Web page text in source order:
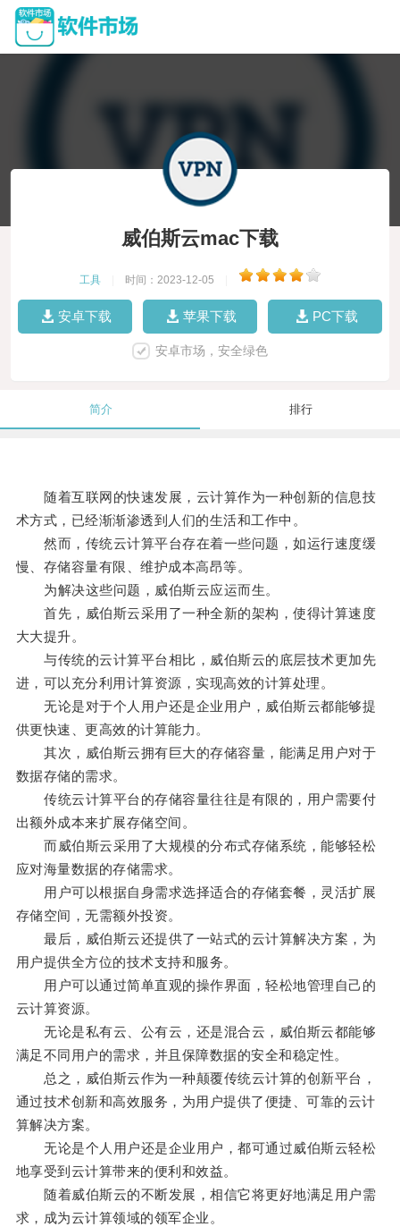
威伯斯云mac下载
工具 时间：2023-12-05
安卓下载 苹果下载 PC下载
安卓市场，安全绿色
简介 排行
随着互联网的快速发展，云计算作为一种创新的信息技
术方式，已经渐渐渗透到人们的生活和工作中。
然而，传统云计算平台存在着一些问题，如运行速度缓
慢、存储容量有限、维护成本高昂等。
为解决这些问题，威伯斯云应运而生。
首先，威伯斯云采用了一种全新的架构，使得计算速度
大大提升。
与传统的云计算平台相比，威伯斯云的底层技术更加先
进，可以充分利用计算资源，实现高效的计算处理。
无论是对于个人用户还是企业用户，威伯斯云都能够提
供更快速、更高效的计算能力。
其次，威伯斯云拥有巨大的存储容量，能满足用户对于
数据存储的需求。
传统云计算平台的存储容量往往是有限的，用户需要付
出额外成本来扩展存储空间。
而威伯斯云采用了大规模的分布式存储系统，能够轻松
应对海量数据的存储需求。
用户可以根据自身需求选择适合的存储套餐，灵活扩展
存储空间，无需额外投资。
最后，威伯斯云还提供了一站式的云计算解决方案，为
用户提供全方位的技术支持和服务。
用户可以通过简单直观的操作界面，轻松地管理自己的
云计算资源。
无论是私有云、公有云，还是混合云，威伯斯云都能够
满足不同用户的需求，并且保障数据的安全和稳定性。
总之，威伯斯云作为一种颠覆传统云计算的创新平台，
通过技术创新和高效服务，为用户提供了便捷、可靠的云计
算解决方案。
无论是个人用户还是企业用户，都可通过威伯斯云轻松
地享受到云计算带来的便利和效益。
随着威伯斯云的不断发展，相信它将更好地满足用户需
求，成为云计算领域的领军企业。